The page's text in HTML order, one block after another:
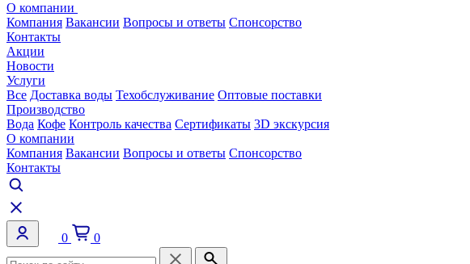
О компании
Компания Вакансии Вопросы и ответы Спонсорство
Контакты
Акции
Новости
Услуги
Все Доставка воды Техобслуживание Оптовые поставки
Производство
Вода Кофе Контроль качества Сертификаты 3D экскурсия
О компании
Компания Вакансии Вопросы и ответы Спонсорство
Контакты
0 0